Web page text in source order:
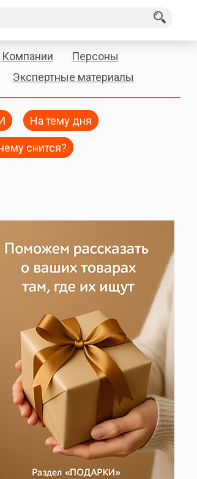
Компании
Персоны
Экспертные материалы
На тему дня
снится?